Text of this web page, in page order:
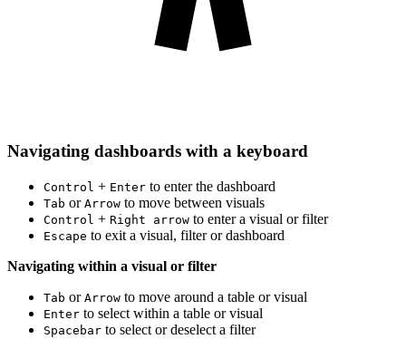
Navigating dashboards with a keyboard
Control + Enter to enter the dashboard
Tab or Arrow to move between visuals
Control + Right arrow to enter a visual or filter
Escape to exit a visual, filter or dashboard
Navigating within a visual or filter
Tab or Arrow to move around a table or visual
Enter to select within a table or visual
Spacebar to select or deselect a filter